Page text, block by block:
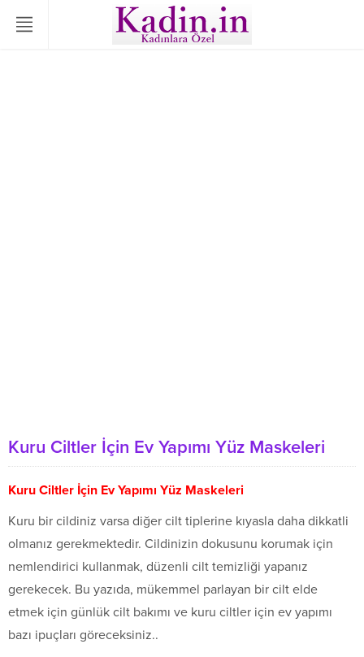
Kuru Ciltler İçin Ev Yapımı Yüz Maskeleri
Kuru Ciltler İçin Ev Yapımı Yüz Maskeleri
Kuru bir cildiniz varsa diğer cilt tiplerine kıyasla daha dikkatli
olmanız gerekmektedir. Cildinizin dokusunu korumak için
nemlendirici kullanmak, düzenli cilt temizliği yapanız
gerekecek. Bu yazıda, mükemmel parlayan bir cilt elde
etmek için günlük cilt bakımı ve kuru ciltler için ev yapımı
bazı ipuçları göreceksiniz..